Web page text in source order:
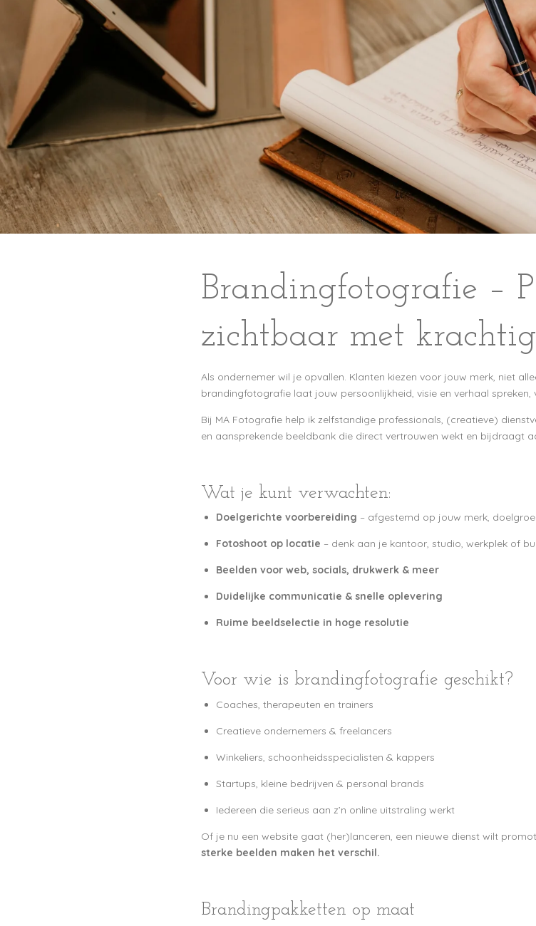
Brandingfotografie –
zichtbaar met
Als ondernemer wil je opvallen. Klanten kiezen voor jouw merk, niet
brandingfotografie laat jouw persoonlijkheid, visie en verhaal spreken,
Bij MA Fotografie help ik zelfstandige professionals, (creatieve)
en aansprekende beeldbank die direct vertrouwen wekt en bijdraagt
Wat je kunt verwachten:
Doelgerichte voorbereiding – afgestemd op jouw merk,
Fotoshoot op locatie – denk aan je kantoor, studio, werkplek of
Beelden voor web, socials, drukwerk & meer
Duidelijke communicatie & snelle oplevering
Ruime beeldselectie in hoge resolutie
Voor wie is brandingfotografie geschikt?
Coaches, therapeuten en trainers
Creatieve ondernemers & freelancers
Winkeliers, schoonheidsspecialisten & kappers
Startups, kleine bedrijven & personal brands
Iedereen die serieus aan z’n online uitstraling werkt
Of je nu een website gaat (her)lanceren, een nieuwe dienst wilt
sterke beelden maken het verschil.
Brandingpakketten op maat